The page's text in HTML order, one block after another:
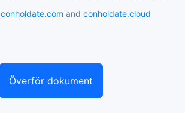
conholdate.com and conholdate.cloud
Överför dokument